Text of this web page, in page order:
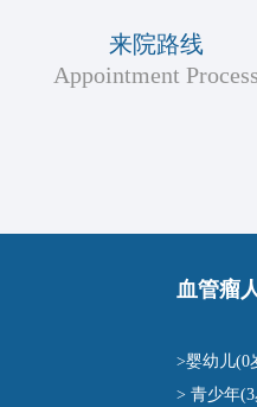
来院路线
Appointment
血管瘤
>婴幼儿(0
> 青少年